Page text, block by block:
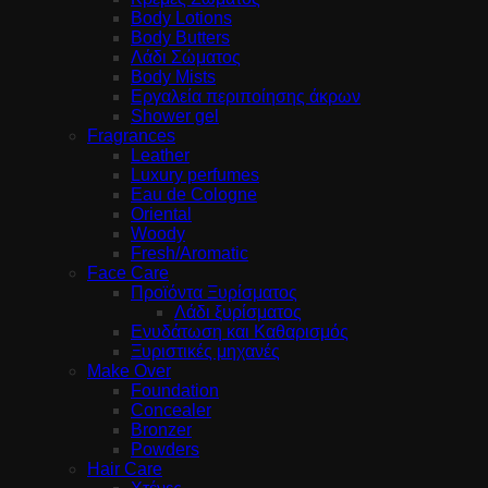
Body Lotions
Body Butters
Λάδι Σώματος
Body Mists
Εργαλεία περιποίησης άκρων
Shower gel
Fragrances
Leather
Luxury perfumes
Eau de Cologne
Oriental
Woody
Fresh/Aromatic
Face Care
Προϊόντα Ξυρίσματος
Λάδι ξυρίσματος
Ενυδάτωση και Καθαρισμός
Ξυριστικές μηχανές
Make Over
Foundation
Concealer
Bronzer
Powders
Hair Care